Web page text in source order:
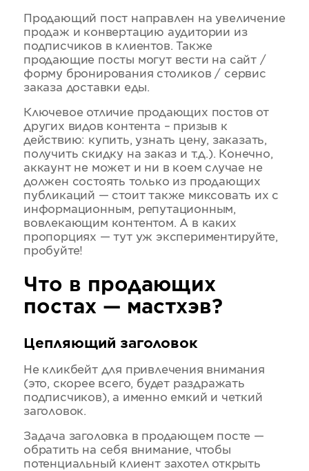
Продающий пост направлен на увеличение
продаж и конвертацию аудитории из
подписчиков в клиентов. Также
продающие посты могут вести на сайт /
форму бронирования столиков / сервис
заказа доставки еды.
Ключевое отличие продающих постов от
других видов контента – призыв к
действию: купить, узнать цену, заказать,
получить скидку на заказ и т.д.). Конечно,
аккаунт не может и ни в коем случае не
должен состоять только из продающих
публикаций — стоит также миксовать их с
информационным, репутационным,
вовлекающим контентом. А в каких
пропорциях — тут уж экспериментируйте,
пробуйте!
Что в продающих
постах — мастхэв?
Цепляющий заголовок
Не кликбейт для привлечения внимания
(это, скорее всего, будет раздражать
подписчиков), а именно емкий и четкий
заголовок.
Задача заголовка в продающем посте —
обратить на себя внимание, чтобы
потенциальный клиент захотел открыть